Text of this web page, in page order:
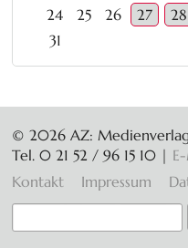
24
25 26 27 28
31
© 2026 AZ:
Tel. 0 21 52 / 96 15 10 |
Navigation
überspringen
Kontakt Impressum